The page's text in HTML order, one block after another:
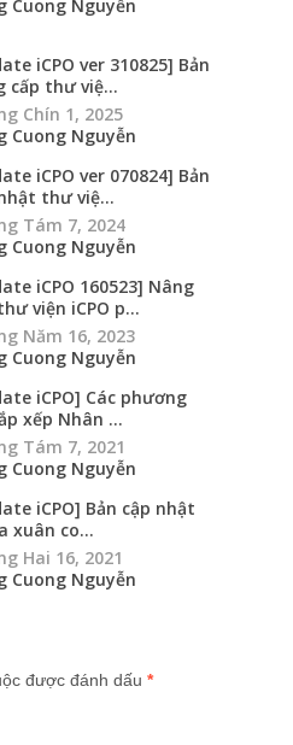
Cuong Nguyễn
iCPO ver 310825] Bản
cấp thư việ...
Chín 1, 2025
Cuong Nguyễn
iCPO ver 070824] Bản
thư việ...
Tám 7, 2024
Cuong Nguyễn
iCPO 160523] Nâng
viện iCPO p...
Năm 16, 2023
Cuong Nguyễn
iCPO] Các phương
xếp Nhân ...
Tám 7, 2021
Cuong Nguyễn
iCPO] Bản cập nhật
xuân co...
Hai 16, 2021
Cuong Nguyễn
được đánh dấu *